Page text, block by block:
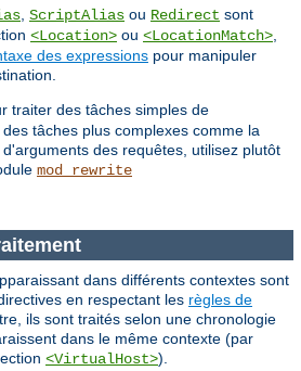
ScriptAlias ou Redirect sont
<Location> ou <LocationMatch>
des expressions pour manipuler
traiter des tâches simples de
tâches plus complexes comme la
des requêtes, utilisez plutôt
mod_rewrite
dans différents contextes sont
en respectant les règles de
ils sont traités selon une chronologie
dans le même contexte (par
<VirtualHost>).